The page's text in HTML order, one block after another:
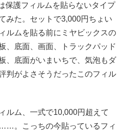
保護フィルムを貼らないタイプ
みた。セットで3,000円ちょい
ルムを貼る前にミヤビックスの
、底面、画面、トラックパッド
、底面がいまいちで、気泡もダ
判がよさそうだったこのフィル
ルム、一式で10,000円超えて
。こっちの今貼っているフィ